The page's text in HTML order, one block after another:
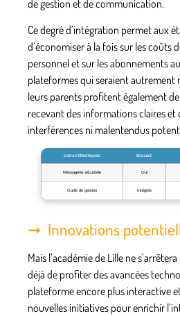
de gestion et de communication.
Ce degré d’intégration permet aux
d’économiser à la fois sur les coûts
personnel et sur les abonnements
plateformes qui seraient autrement
leurs parents profitent également
recevant des informations claires et
interférences ni malentendus
CARACTÉRISTIQUES EDULINE
Messagerie sécurisée Oui
Outils de gestion Intégrés
Innovations
Mais l’académie de Lille ne
déjà de profiter des avancées
plateforme encore plus interactive
nouvelles initiatives pour enrichir